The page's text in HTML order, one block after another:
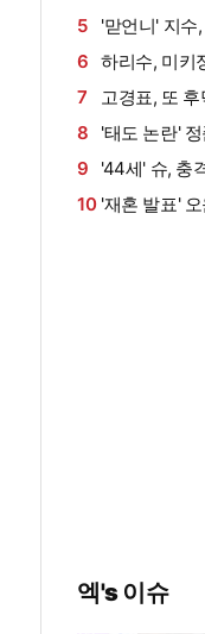
이슈]
다…"아이 못 낳
[종합]
5
'맏언니' 지수
다…"마음 무겁
6 하리수, 미키
다…"30억 때문
7
고경표, 또
어김없이 살찐
8
'태도 논란'
진까지 나섰는
슈]
9
'44세' 슈, 충
피부 "손 봐야
10 '재혼 발표'
엑's 이슈